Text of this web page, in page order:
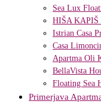
Sea Lux
HIŠA KAPIŠ
Istrian Casa
Casa
Apartma Oli
BellaVista
Floating Sea
Primerjava